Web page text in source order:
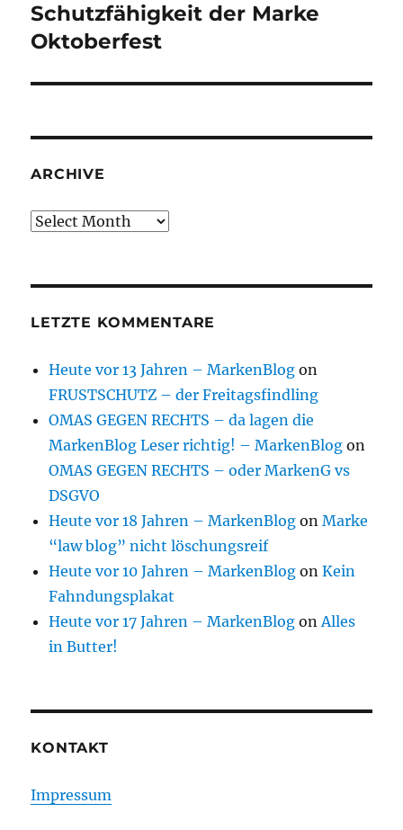
post:
Schutzfähigkeit der Marke
Oktoberfest
ARCHIVE
Archive
LETZTE KOMMENTARE
Heute vor 13 Jahren – MarkenBlog on
FRUSTSCHUTZ – der Freitagsfindling
OMAS GEGEN RECHTS – da lagen die
MarkenBlog Leser richtig! – MarkenBlog on
OMAS GEGEN RECHTS – oder MarkenG vs
DSGVO
Heute vor 18 Jahren – MarkenBlog onMarke
“law blog” nicht löschungsreif
Heute vor 10 Jahren – MarkenBlog onKein
Fahndungsplakat
Heute vor 17 Jahren – MarkenBlog onAlles
in Butter!
KONTAKT
Impressum